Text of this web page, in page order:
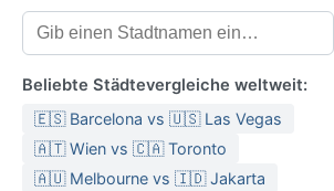
heißes Wüstenklima (BWh)
sind extrem heiß, mit
Luftfeuchtigkeit durch die
– eine drückende Mischung. Die
bleiben warm, mit Tagestemperaturen
auch nachts kühlt es selten unter 20
Beliebte Städtevergleiche weltweit:
🇪🇸 Barcelona vs 🇺🇸 Las Vegas
🇦🇹 Wien vs 🇨🇦 Toronto
🇦🇺 Melbourne vs 🇮🇩 Jakarta